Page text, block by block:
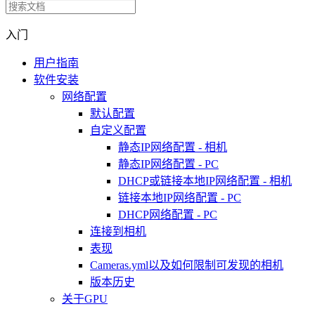
入门
用户指南
软件安装
网络配置
默认配置
自定义配置
静态IP网络配置 - 相机
静态IP网络配置 - PC
DHCP或链接本地IP网络配置 - 相机
链接本地IP网络配置 - PC
DHCP网络配置 - PC
连接到相机
表现
Cameras.yml以及如何限制可发现的相机
版本历史
关于GPU